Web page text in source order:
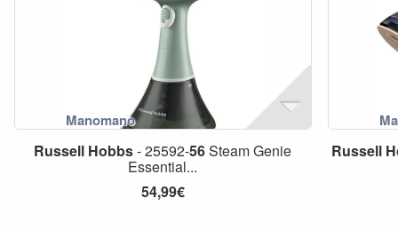
Russell Hobbs- 25592-56Steam Genie
Essential...
54,99€
Russell